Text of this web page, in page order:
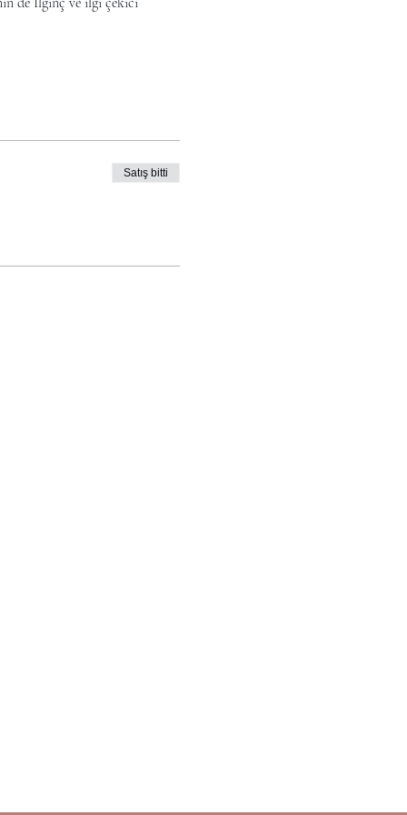
oluşturulmasına
için atölye boyunca bolca
ifade etmenin gücünü
Satış bitti